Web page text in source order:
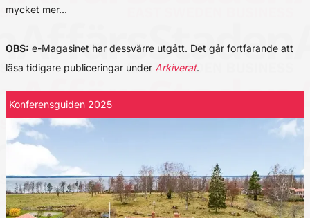
mycket mer…
OBS: e-Magasinet har dessvärre utgått. Det går fortfarande att
läsa tidigare publiceringar under Arkiverat.
Konferensguiden 2025